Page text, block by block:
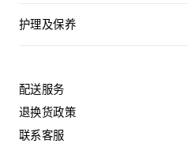
护理及保养
弯折珠宝，尤其是质地坚硬的手
弹簧功能的部件不得接触海水或腐
化学物质。所有珠宝均不含镍。
配送服务
退换货政策
联系客服